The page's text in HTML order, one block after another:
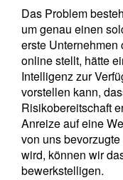
Das Problem
um genau einen
erste Unternehmen
online stellt, hätte
Intelligenz zur
vorstellen kann,
Risikobereitschaft
Anreize auf eine
von uns bevorzugte
wird, können wir
bewerkstelligen.